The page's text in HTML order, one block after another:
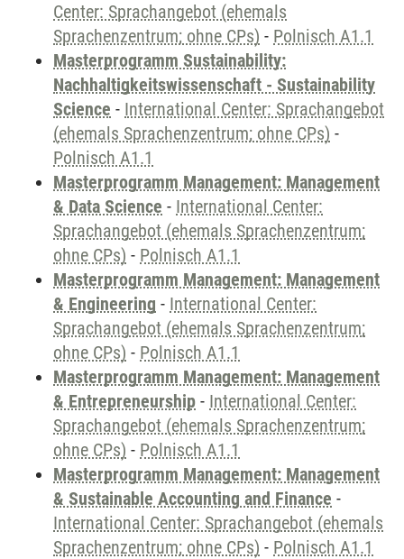
Center: Sprachangebot (ehemals
Sprachenzentrum; ohne CPs) - Polnisch A1.1
Masterprogramm Sustainability:
Nachhaltigkeitswissenschaft - Sustainability
Science - International Center: Sprachangebot
(ehemals Sprachenzentrum; ohne CPs) -
Polnisch A1.1
Masterprogramm Management: Management
& Data Science - International Center:
Sprachangebot (ehemals Sprachenzentrum;
ohne CPs) - Polnisch A1.1
Masterprogramm Management: Management
& Engineering - International Center:
Sprachangebot (ehemals Sprachenzentrum;
ohne CPs) - Polnisch A1.1
Masterprogramm Management: Management
& Entrepreneurship - International Center:
Sprachangebot (ehemals Sprachenzentrum;
ohne CPs) - Polnisch A1.1
Masterprogramm Management: Management
& Sustainable Accounting and Finance -
International Center: Sprachangebot (ehemals
Sprachenzentrum; ohne CPs) - Polnisch A1.1